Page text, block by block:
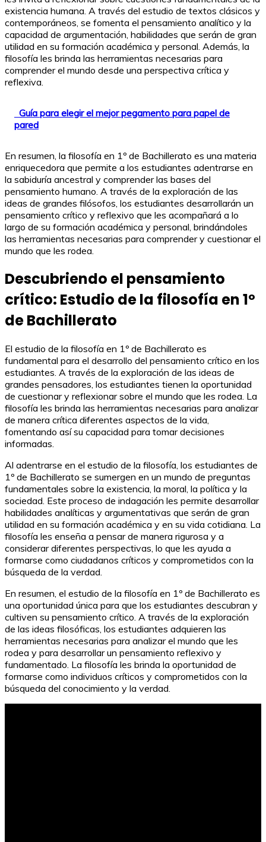
existencia humana. A través del estudio de textos clásicos y
contemporáneos, se fomenta el pensamiento analítico y la
capacidad de argumentación, habilidades que serán de gran
utilidad en su formación académica y personal. Además, la
filosofía les brinda las herramientas necesarias para
comprender el mundo desde una perspectiva crítica y
reflexiva.
Guía para elegir el mejor pegamento para papel de
pared
En resumen, la filosofía en 1º de Bachillerato es una materia
enriquecedora que permite a los estudiantes adentrarse en
la sabiduría ancestral y comprender las bases del
pensamiento humano. A través de la exploración de las
ideas de grandes filósofos, los estudiantes desarrollarán un
pensamiento crítico y reflexivo que les acompañará a lo
largo de su formación académica y personal, brindándoles
las herramientas necesarias para comprender y cuestionar el
mundo que les rodea.
Descubriendo el pensamiento
crítico: Estudio de la filosofía en 1º
de Bachillerato
El estudio de la filosofía en 1º de Bachillerato es
fundamental para el desarrollo del pensamiento crítico en los
estudiantes. A través de la exploración de las ideas de
grandes pensadores, los estudiantes tienen la oportunidad
de cuestionar y reflexionar sobre el mundo que les rodea. La
filosofía les brinda las herramientas necesarias para analizar
de manera crítica diferentes aspectos de la vida,
fomentando así su capacidad para tomar decisiones
informadas.
Al adentrarse en el estudio de la filosofía, los estudiantes de
1º de Bachillerato se sumergen en un mundo de preguntas
fundamentales sobre la existencia, la moral, la política y la
sociedad. Este proceso de indagación les permite desarrollar
habilidades analíticas y argumentativas que serán de gran
utilidad en su formación académica y en su vida cotidiana. La
filosofía les enseña a pensar de manera rigurosa y a
considerar diferentes perspectivas, lo que les ayuda a
formarse como ciudadanos críticos y comprometidos con la
búsqueda de la verdad.
En resumen, el estudio de la filosofía en 1º de Bachillerato es
una oportunidad única para que los estudiantes descubran y
cultiven su pensamiento crítico. A través de la exploración
de las ideas filosóficas, los estudiantes adquieren las
herramientas necesarias para analizar el mundo que les
rodea y para desarrollar un pensamiento reflexivo y
fundamentado. La filosofía les brinda la oportunidad de
formarse como individuos críticos y comprometidos con la
búsqueda del conocimiento y la verdad.